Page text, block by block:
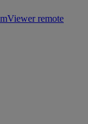
remote